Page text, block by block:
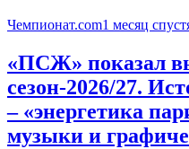
Чемпионат.com1 месяц
«ПСЖ» показал
сезон-2026/27.
– «энергетика
музыки и